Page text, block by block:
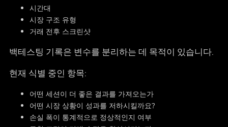
시간대
시장 구조 유형
거래 전후 스크린샷
백테스팅 기록은 변수를 분리하는 데 목적이 있습니다.
현재 식별 중인 항목:
어떤 세션이 더 좋은 결과를 가져오는가
어떤 시장 상황이 성과를 저하시킬까요?
손실 폭이 통계적으로 정상적인지 여부